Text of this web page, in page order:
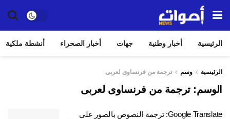
الرئيسية أخبار وطنية جهات أخبار الصحراء أنشطة ملكية
الرئيسية وسم ترجمة من فرنساوى لعربى
الوسم:ترجمة من فرنساوى لعربى
Google Translate: ترجمة النصوص بالصور على